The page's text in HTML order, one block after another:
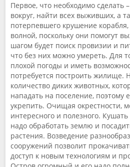
Первое, что необходимо сделать
вокруг, найти всех выживших, а
потерпевшего крушение
волной, поскольку они помогут
шагом будет поиск провизии и
что без них можно умереть. Для
плохой погоды и иметь
потребуется построить жилище.
количество диких животных,
нападать на поселение, поэтому
укрепить. Очищая окрестности,
интересного и полезного. Кушать
надо обработать землю и
растения. Возведение
сооружений позволит
доступ к новым технологиям и